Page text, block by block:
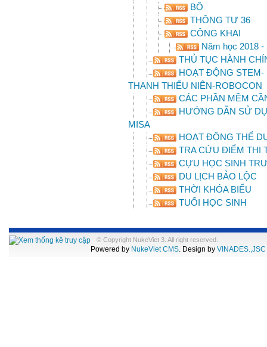
BỘ
THÔNG TƯ 36
CÔNG KHAI
Năm học 2018 -
THỦ TỤC HÀNH
HOẠT ĐỘNG STEM-
THANH THIẾU NIÊN-ROBOCON
CÁC PHẦN MỀM
HƯỚNG DẪN SỬ
MISA
HOẠT ĐỘNG THỂ
TRA CỨU ĐIỂM THI
CỰU HỌC SINH
DU LỊCH BẢO LỘC
THỜI KHÓA BIỂU
TUỔI HỌC SINH
© Copyright NukeViet 3. All right reserved.
Powered by NukeViet CMS . Design by VINADES.,JSC